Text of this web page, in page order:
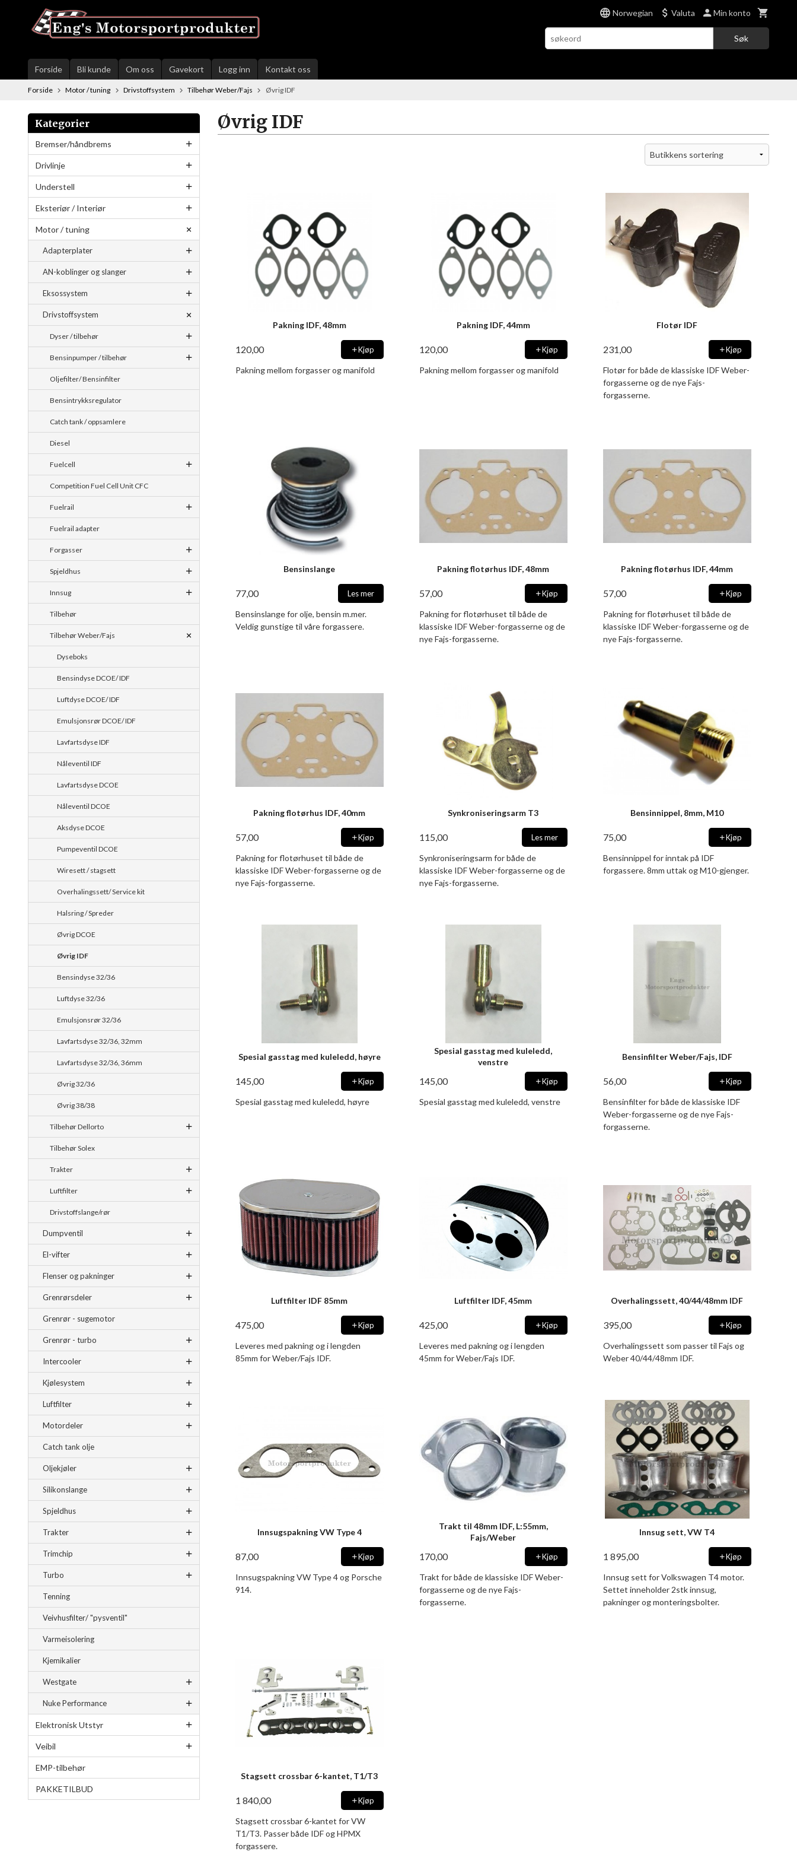
innholdet
Norwegian Valuta Min konto
Søk
Forside Bli kunde Om oss Gavekort Logg inn Kontakt oss
Forside Motor / tuning Drivstoffsystem Tilbehør Weber/Fajs Øvrig IDF
Kategorier
Bremser/håndbrems
Drivlinje
Understell
Eksteriør / Interiør
Motor / tuning
Adapterplater
AN-koblinger og slanger
Eksossystem
Drivstoffsystem
Dyser / tilbehør
Bensinpumper / tilbehør
Oljefilter/ Bensinfilter
Bensintrykksregulator
Catch tank / oppsamlere
Diesel
Fuelcell
Competition Fuel Cell Unit CFC
Fuelrail
Fuelrail adapter
Forgasser
Spjeldhus
Innsug
Tilbehør
Tilbehør Weber/Fajs
Dyseboks
Bensindyse DCOE/ IDF
Luftdyse DCOE/ IDF
Emulsjonsrør DCOE/ IDF
Lavfartsdyse IDF
Nåleventil IDF
Lavfartsdyse DCOE
Nåleventil DCOE
Aksdyse DCOE
Pumpeventil DCOE
Wiresett / stagsett
Overhalingssett/ Service kit
Halsring / Spreder
Øvrig DCOE
Øvrig IDF
Bensindyse 32/36
Luftdyse 32/36
Emulsjonsrør 32/36
Lavfartsdyse 32/36, 32mm
Lavfartsdyse 32/36, 36mm
Øvrig 32/36
Øvrig 38/38
Tilbehør Dellorto
Tilbehør Solex
Trakter
Luftfilter
Drivstoffslange/rør
Dumpventil
El-vifter
Flenser og pakninger
Grenrørsdeler
Grenrør - sugemotor
Grenrør - turbo
Intercooler
Kjølesystem
Luftfilter
Motordeler
Catch tank olje
Oljekjøler
Silikonslange
Spjeldhus
Trakter
Trimchip
Turbo
Tenning
Veivhusfilter/ "pysventil"
Varmeisolering
Kjemikalier
Westgate
Nuke Performance
Elektronisk Utstyr
Veibil
EMP-tilbehør
PAKKETILBUD
Øvrig IDF
Pakning IDF, 48mm
120,00 Kjøp
Pakning mellom forgasser og manifold
Pakning IDF, 44mm
120,00 Kjøp
Pakning mellom forgasser og manifold
Flotør IDF
231,00 Kjøp
Flotør for både de klassiske IDF Weber-
forgasserne og de nye Fajs-
forgasserne.
Bensinslange
77,00 Les mer
Bensinslange for olje, bensin m.mer.
Veldig gunstige til våre forgassere.
Pakning flotørhus IDF, 48mm
57,00 Kjøp
Pakning for flotørhuset til både de
klassiske IDF Weber-forgasserne og de
nye Fajs-forgasserne.
Pakning flotørhus IDF, 44mm
57,00 Kjøp
Pakning for flotørhuset til både de
klassiske IDF Weber-forgasserne og de
nye Fajs-forgasserne.
Pakning flotørhus IDF, 40mm
57,00 Kjøp
Pakning for flotørhuset til både de
klassiske IDF Weber-forgasserne og de
nye Fajs-forgasserne.
Synkroniseringsarm T3
115,00 Les mer
Synkroniseringsarm for både de
klassiske IDF Weber-forgasserne og de
nye Fajs-forgasserne.
Bensinnippel, 8mm, M10
75,00 Kjøp
Bensinnippel for inntak på IDF
forgassere. 8mm uttak og M10-gjenger.
Spesial gasstag med kuleledd, høyre
145,00 Kjøp
Spesial gasstag med kuleledd, høyre
Spesial gasstag med kuleledd,
venstre
145,00 Kjøp
Spesial gasstag med kuleledd, venstre
Bensinfilter Weber/Fajs, IDF
56,00 Kjøp
Bensinfilter for både de klassiske IDF
Weber-forgasserne og de nye Fajs-
forgasserne.
Luftfilter IDF 85mm
475,00 Kjøp
Leveres med pakning og i lengden
85mm for Weber/Fajs IDF.
Luftfilter IDF, 45mm
425,00 Kjøp
Leveres med pakning og i lengden
45mm for Weber/Fajs IDF.
Overhalingssett, 40/44/48mm IDF
395,00 Kjøp
Overhalingssett som passer til Fajs og
Weber 40/44/48mm IDF.
Innsugspakning VW Type 4
87,00 Kjøp
Innsugspakning VW Type 4 og Porsche
914.
Trakt til 48mm IDF, L:55mm,
Fajs/Weber
170,00 Kjøp
Trakt for både de klassiske IDF Weber-
forgasserne og de nye Fajs-
forgasserne.
Innsug sett, VW T4
1 895,00 Kjøp
Innsug sett for Volkswagen T4 motor.
Settet inneholder 2stk innsug,
pakninger og monteringsbolter.
Stagsett crossbar 6-kantet, T1/T3
1 840,00 Kjøp
Stagsett crossbar 6-kantet for VW
T1/T3. Passer både IDF og HPMX
forgassere.